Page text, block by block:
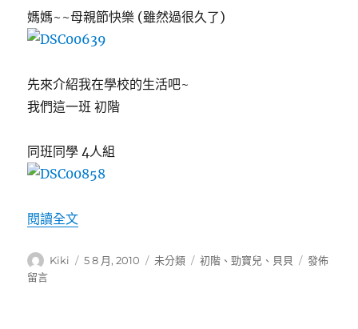
媽媽~~母親節快樂 (雖然過很久了)
先來介紹我在學校的生活吧~
我們這一班 初階
同班同學 4人組
閱讀全文〈[貝貝]學校生活 (初階)〉
作
Kiki
發
5 8 月, 2010
分
未分類
標
初階 、勁寶兒 、 貝貝
在
發佈
留言